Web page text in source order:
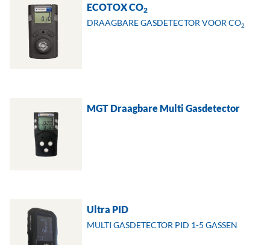
ECOTOX CO2
DRAAGBARE GASDETECTOR VOOR CO2
MGT Draagbare Multi Gasdetector
Ultra PID
MULTI GASDETECTOR PID 1-5 GASSEN